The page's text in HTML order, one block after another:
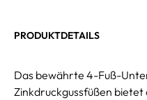
PRODUKTDETAILS
Das bewährte 4-Fuß-
Zinkdruckgussfüßen